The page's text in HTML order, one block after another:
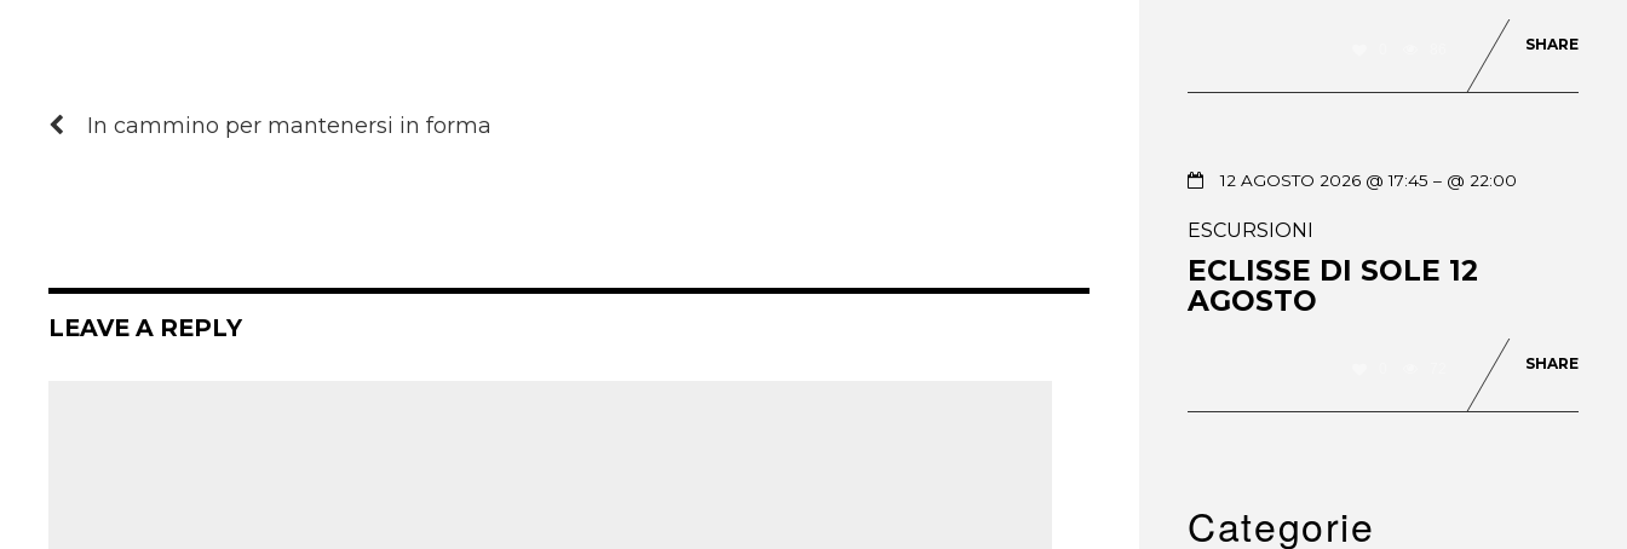
In cammino per mantenersi in forma
LEAVE A REPLY
SHARE
12 AGOSTO 2026 @ 17:45– @ 22:00
ESCURSIONI
ECLISSE DI SOLE 12
AGOSTO
SHARE
Categorie